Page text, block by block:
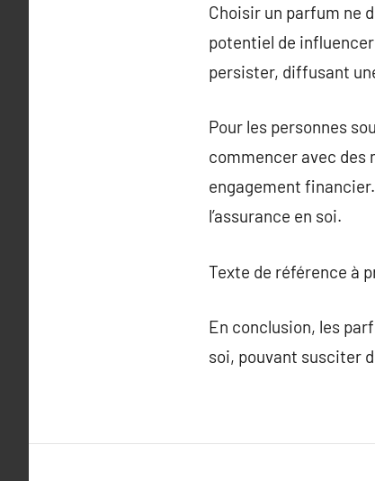
Choisir un parfum ne
potentiel de
persister, diffusant
Pour les personnes
commencer avec
engagement
l’assurance en soi.
Texte de référence à
En conclusion, les
soi, pouvant susciter